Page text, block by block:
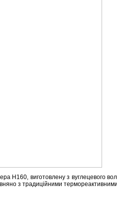
H160, виготовлену з вуглецевого
з традиційними